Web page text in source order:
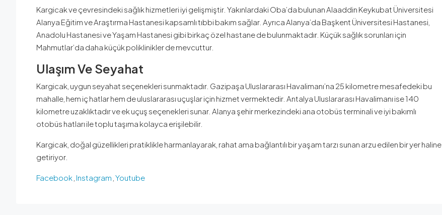
Kargicak ve çevresindeki sağlık hizmetleri iyi gelişmiştir. Yakınlardaki Oba’da bulunan Alaaddin Keykubat Üniversitesi
Alanya Eğitim ve Araştırma Hastanesi kapsamlı tıbbi bakım sağlar. Ayrıca Alanya’da Başkent Üniversitesi Hastanesi,
Anadolu Hastanesi ve Yaşam Hastanesi gibi birkaç özel hastane de bulunmaktadır. Küçük sağlık sorunları için
Mahmutlar’da daha küçük poliklinikler de mevcuttur.
Ulaşım Ve Seyahat
Kargicak, uygun seyahat seçenekleri sunmaktadır. Gazipaşa Uluslararası Havalimanı’na 25 kilometre mesafedeki bu
mahalle, hem iç hatlar hem de uluslararası uçuşlar için hizmet vermektedir. Antalya Uluslararası Havalimanı ise 140
kilometre uzaklıktadır ve ek uçuş seçenekleri sunar. Alanya şehir merkezindeki ana otobüs terminali ve iyi bakımlı
otobüs hatları ile toplu taşıma kolayca erişilebilir.
Kargicak, doğal güzellikleri pratiklikle harmanlayarak, rahat ama bağlantılı bir yaşam tarzı sunan arzu edilen bir yer haline
getiriyor.
Facebook Instagram Youtube